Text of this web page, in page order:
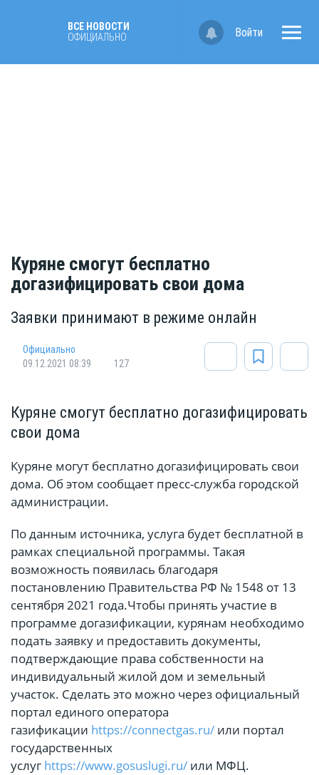
ВСЕ НОВОСТИ
ОФИЦИАЛЬНО
Войти
Куряне смогут бесплатно
догазифицировать свои дома
Заявки принимают в режиме онлайн
Официально
09.12.2021 08:39
127
Куряне смогут бесплатно догазифицировать
свои дома
Куряне могут бесплатно догазифицировать свои
дома. Об этом сообщает пресс-служба городской
администрации.
По данным источника, услуга будет бесплатной в
рамках специальной программы. Такая
возможность появилась благодаря
постановлению Правительства РФ № 1548 от 13
сентября 2021 года.Чтобы принять участие в
программе догазификации, курянам необходимо
подать заявку и предоставить документы,
подтверждающие права собственности на
индивидуальный жилой дом и земельный
участок. Сделать это можно через официальный
портал единого оператора
газификации https://connectgas.ru/ или портал
государственных
услуг https://www.gosuslugi.ru/ или МФЦ.